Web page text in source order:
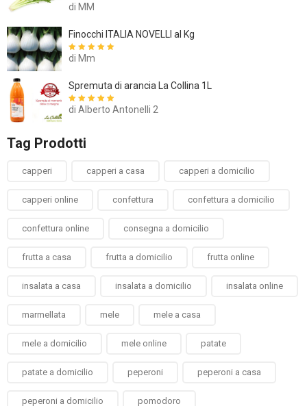
Valutato
di MM
Finocchi ITALIA NOVELLI al Kg
Valutato
di Mm
Spremuta di arancia La Collina 1L
Valutato5su
di Alberto Antonelli 2
Tag Prodotti
capperi capperi a casa capperi a domicilio
capperi online confettura confettura a domicilio
confettura online consegna a domicilio
frutta a casa frutta a domicilio frutta online
insalata a casa insalata a domicilio insalata online
marmellata mele mele a casa
mele a domicilio mele online patate
patate a domicilio peperoni peperoni a casa
peperoni a domicilio pomodoro